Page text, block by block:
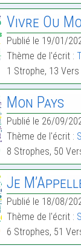
Vivre Ou
Publié le 19/01/
Thème de l'écrit :
1 Strophe, 13
Mon Pays
Publié le 26/09/
Thème de l'écrit :
8 Strophes, 50 Vers
Je
Publié le 18/08/
Thème de l'écrit :
6 Strophes, 51 Vers